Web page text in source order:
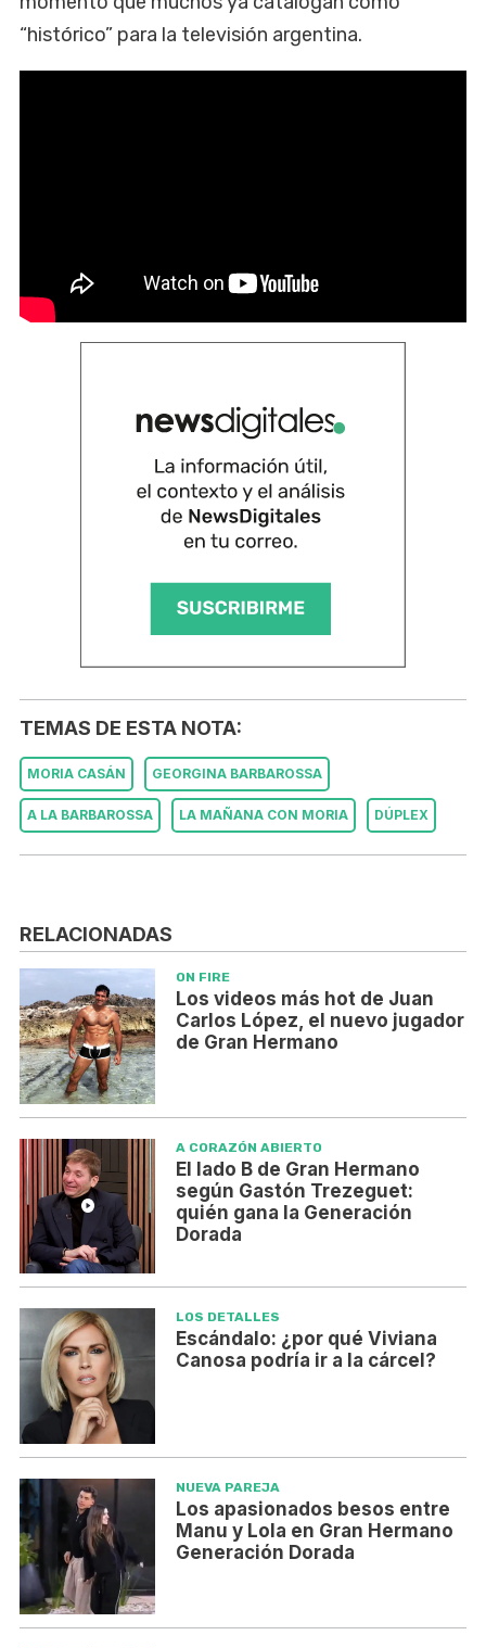
“histórico” para la televisión argentina.
TEMAS DE ESTA NOTA:
MORIA CASÁN GEORGINA BARBAROSSA
A LA BARBAROSSA LA MAÑANA CON MORIA DÚPLEX
RELACIONADAS
ON FIRE
Los videos más hot de Juan
Carlos López, el nuevo jugador
de Gran Hermano
A CORAZÓN ABIERTO
El lado B de Gran Hermano
según Gastón Trezeguet:
quién gana la Generación
Dorada
LOS DETALLES
Escándalo: ¿por qué Viviana
Canosa podría ir a la cárcel?
NUEVA PAREJA
Los apasionados besos entre
Manu y Lola en Gran Hermano
Generación Dorada